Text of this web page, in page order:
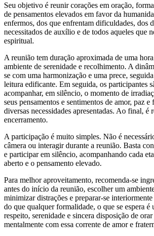
Seu objetivo é reunir corações em oração,
de pensamentos elevados em favor da
enfermos, dos que enfrentam dificuldades, dos
necessitados de auxílio e de todos aqueles que
espiritual.
A reunião tem duração aproximada de uma
ambiente de serenidade e recolhimento. A
se com uma harmonização e uma prece,
leitura edificante. Em seguida, os participantes
acompanhar, em silêncio, o momento de
seus pensamentos e sentimentos de amor, paz e
diversas necessidades apresentadas. Ao final, é
encerramento.
A participação é muito simples. Não é
câmera ou interagir durante a reunião. Basta
e participar em silêncio, acompanhando cada
aberto e o pensamento elevado.
Para melhor aproveitamento, recomenda-se
antes do início da reunião, escolher um
minimizar distrações e preparar-se
do que qualquer formalidade, o que se espera é
respeito, serenidade e sincera disposição de
mentalmente com essa corrente de amor e